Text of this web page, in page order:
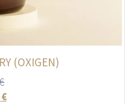
(OXIGEN)
€
€